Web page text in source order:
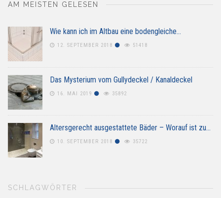
AM MEISTEN GELESEN
Wie kann ich im Altbau eine bodengleiche…
12. SEPTEMBER 2018 51418
Das Mysterium vom Gullydeckel / Kanaldeckel
16. MAI 2019 35892
Altersgerecht ausgestattete Bäder – Worauf ist zu…
10. SEPTEMBER 2018 35722
SCHLAGWÖRTER